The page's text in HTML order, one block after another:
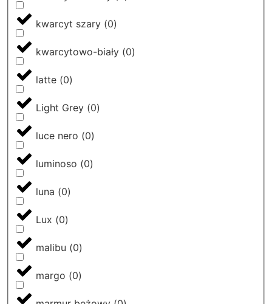
kwarcyt szary (0)
kwarcytowo-biały (0)
latte (0)
Light Grey (0)
luce nero (0)
luminoso (0)
luna (0)
Lux (0)
malibu (0)
margo (0)